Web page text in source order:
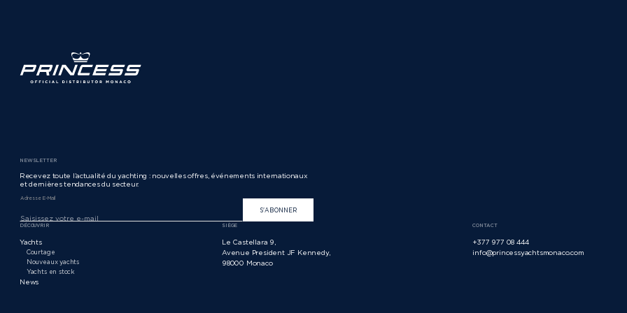
NEWSLETTER
Recevez toute l’actualité du yachting : nouvelles offres, événements internationaux
et dernières tendances du secteur.
Adresse E-Mail
S'ABONNER
DÉCOUVRIR
Yachts
Courtage
Nouveaux yachts
Yachts en stock
News
SIÈGE
Le Castellara 9,
Avenue President JF Kennedy,
98000 Monaco
CONTACT
+377 977 08 444
info@princessyachtsmonaco.com